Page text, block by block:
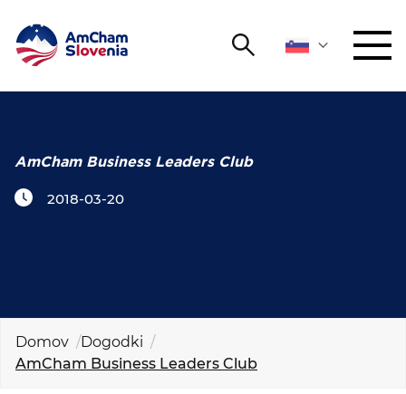
Išči
ZAGOVORNIŠTVO
ČLANSTVO
O NAS
AmCham Business Leaders Club
2018-03-20
Domov
Dogodki
AmCham Business Leaders Club